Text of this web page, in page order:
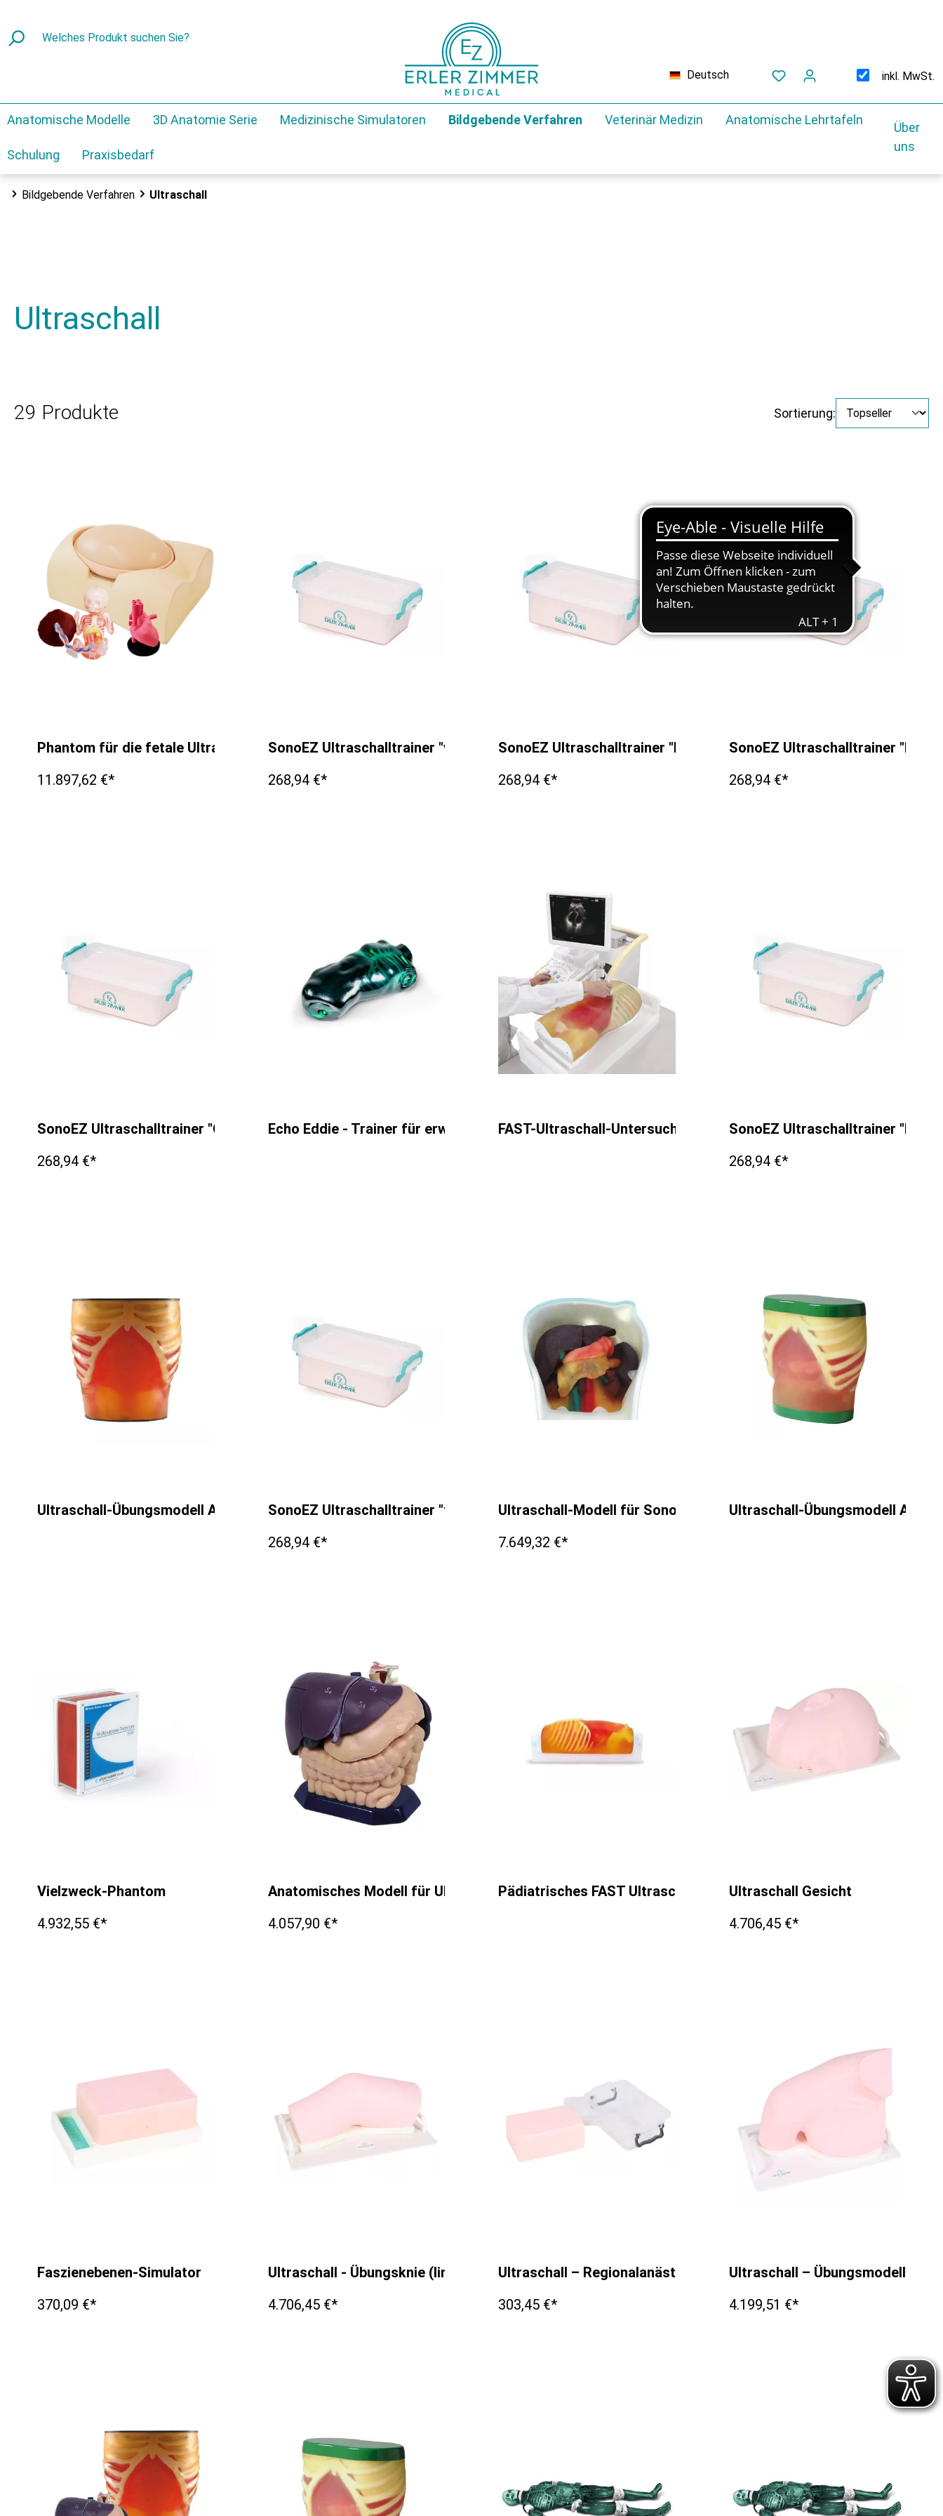
Deutsch inkl. MwSt.
Anatomische Modelle 3D Anatomie Serie Medizinische Simulatoren Bildgebende Verfahren Veterinär Medizin Anatomische Lehrtafeln
Schulung Praxisbedarf
Über
uns
Bildgebende Verfahren Ultraschall
Ultraschall
29 Produkte Sortierung:
Phantom für die fetale Ultraschalluntersuchung
11.897,62 €*
SonoEZ Ultraschalltrainer "verzweigtes Gefäß"
268,94 €*
SonoEZ Ultraschalltrainer "ECHO"
268,94 €*
SonoEZ Ultraschalltrainer
268,94 €*
SonoEZ Ultraschalltrainer "Gefäß"
268,94 €*
Echo Eddie - Trainer für erweiterte Ultraschalluntersuchungen
FAST-Ultraschall-UntersuchungsmodellSonoEZ Ultraschalltrainer "Nerv"
268,94 €*
Ultraschall-Übungsmodell Anatomie / PathologieSonoEZ Ultraschalltrainer "tiefe Venenthrombose"
268,94 €*
Ultraschall-Modell für Sonografie
7.649,32 €*
Ultraschall-Übungsmodell
Vielzweck-Phantom
4.932,55 €*
Anatomisches Modell für Ultraschallausbildung
4.057,90 €*
Pädiatrisches FAST Ultraschall - Untersuchungsmodell
Ultraschall Gesicht
4.706,45 €*
Faszienebenen-Simulator
370,09 €*
Ultraschall - Übungsknie (links)
4.706,45 €*
Ultraschall – Regionalanästhesie - Simulator
303,45 €*
Ultraschall – Übungsmodell
4.199,51 €*